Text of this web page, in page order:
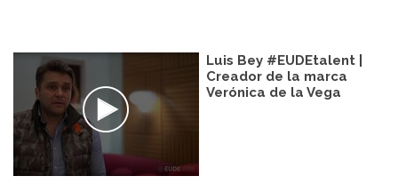
Luis Bey #EUDEtalent |
Creador de la marca
Verónica de la Vega